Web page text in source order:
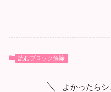
読むブロック解除
よかったらシ